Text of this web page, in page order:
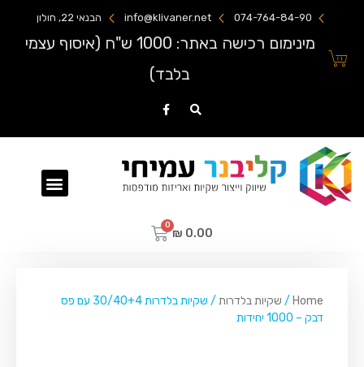
074-764-84-90
info@klivaner.net הבנאי 22, חולון
מינימום רכישה באתר: 1000 ש"ח (איסוף עצמי
בלבד)
₪ 0.00
Home
/ שקיות בלדרות
/ שקיות בלדרות 30/40+4 עם פס
דבק – 1000 יחידות